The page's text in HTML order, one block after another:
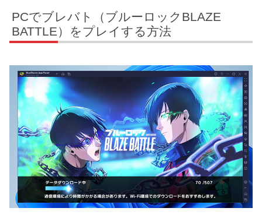
PCでブレバト（ブルーロックBLAZE
BATTLE）をプレイする方法